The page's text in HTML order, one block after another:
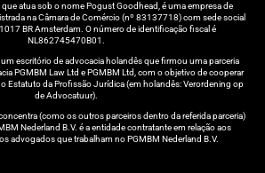
que atua sob o nome Pogust Goodhead, é uma empresa de
na Câmara de Comércio (nº 83137718) com sede social
BR Amsterdam. O número de identificação fiscal é
NL862745470B01.
um escritório de advocacia holandês que firmou uma parceria
PGMBM Law Ltd e PGMBM Ltd, com o objetivo de cooperar
Estatuto da Profissão Jurídica (em holandês: Verordening op
de Advocatuur).
(como os outros parceiros dentro da referida parceria)
Nederland B.V. é a entidade contratante em relação aos
advogados que trabalham no PGMBM Nederland B.V.